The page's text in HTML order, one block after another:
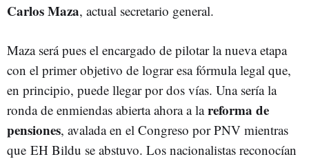
Carlos Maza, actual secretario general.
Maza será pues el encargado de pilotar la nueva etapa
con el primer objetivo de lograr esa fórmula legal que,
en principio, puede llegar por dos vías. Una sería la
ronda de enmiendas abierta ahora a lareforma de
pensiones, avalada en el Congreso por PNV mientras
que EH Bildu se abstuvo. Los nacionalistas reconocían